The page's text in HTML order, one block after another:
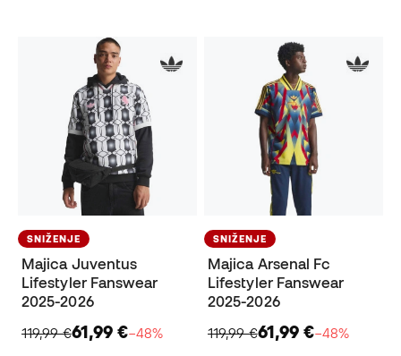
SNIŽENJE
Majica Juventus
Lifestyler Fanswear
2025-2026
119,99 €61,99 €−48%
SNIŽENJE
Majica Arsenal Fc
Lifestyler Fanswear
2025-2026
119,99 €61,99 €−48%